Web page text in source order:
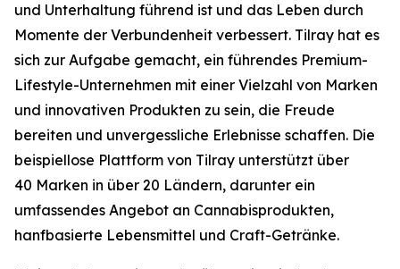
und Unterhaltung führend ist und das Leben durch
Momente der Verbundenheit verbessert. Tilray hat es
sich zur Aufgabe gemacht, ein führendes Premium-
Lifestyle-Unternehmen mit einer Vielzahl von Marken
und innovativen Produkten zu sein, die Freude
bereiten und unvergessliche Erlebnisse schaffen. Die
beispiellose Plattform von Tilray unterstützt über
40 Marken in über 20 Ländern, darunter ein
umfassendes Angebot an Cannabisprodukten,
hanfbasierte Lebensmittel und Craft-Getränke.